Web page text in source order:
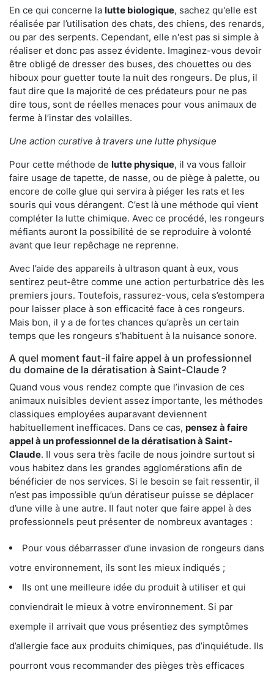
En ce qui concerne la lutte biologique, sachez qu'elle est
réalisée par l’utilisation des chats, des chiens, des renards,
ou par des serpents. Cependant, elle n'est pas si simple à
réaliser et donc pas assez évidente. Imaginez-vous devoir
être obligé de dresser des buses, des chouettes ou des
hiboux pour guetter toute la nuit des rongeurs. De plus, il
faut dire que la majorité de ces prédateurs pour ne pas
dire tous, sont de réelles menaces pour vous animaux de
ferme à l’instar des volailles.
Une action curative à travers une lutte physique
Pour cette méthode de lutte physique, il va vous falloir
faire usage de tapette, de nasse, ou de piège à palette, ou
encore de colle glue qui servira à piéger les rats et les
souris qui vous dérangent. C’est là une méthode qui vient
compléter la lutte chimique. Avec ce procédé, les rongeurs
méfiants auront la possibilité de se reproduire à volonté
avant que leur repêchage ne reprenne.
Avec l’aide des appareils à ultrason quant à eux, vous
sentirez peut-être comme une action perturbatrice dès les
premiers jours. Toutefois, rassurez-vous, cela s’estompera
pour laisser place à son efficacité face à ces rongeurs.
Mais bon, il y a de fortes chances qu’après un certain
temps que les rongeurs s’habituent à la nuisance sonore.
A quel moment faut-il faire appel à un professionnel
du domaine de la dératisation à Saint-Claude ?
Quand vous vous rendez compte que l’invasion de ces
animaux nuisibles devient assez importante, les méthodes
classiques employées auparavant deviennent
habituellement inefficaces. Dans ce cas, pensez à faire
appel à un professionnel de la dératisation à Saint-
Claude. Il vous sera très facile de nous joindre surtout si
vous habitez dans les grandes agglomérations afin de
bénéficier de nos services. Si le besoin se fait ressentir, il
n’est pas impossible qu’un dératiseur puisse se déplacer
d’une ville à une autre. Il faut noter que faire appel à des
professionnels peut présenter de nombreux avantages :
Pour vous débarrasser d’une invasion de rongeurs dans
votre environnement, ils sont les mieux indiqués ;
Ils ont une meilleure idée du produit à utiliser et qui
conviendrait le mieux à votre environnement. Si par
exemple il arrivait que vous présentiez des symptômes
d’allergie face aux produits chimiques, pas d’inquiétude. Ils
pourront vous recommander des pièges très efficaces